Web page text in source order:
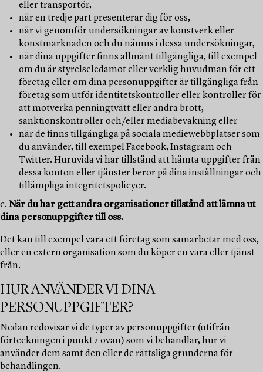
eller transportör,
när en tredje part presenterar dig för oss,
när vi genomför undersökningar av konstverk eller
konstmarknaden och du nämns i dessa undersökningar,
när dina uppgifter finns allmänt tillgängliga, till exempel
om du är styrelseledamot eller verklig huvudman för ett
företag eller om dina personuppgifter är tillgängliga från
företag som utför identitetskontroller eller kontroller för
att motverka penningtvätt eller andra brott,
sanktionskontroller och/eller mediabevakning eller
när de finns tillgängliga på sociala mediewebbplatser som
du använder, till exempel Facebook, Instagram och
Twitter. Huruvida vi har tillstånd att hämta uppgifter från
dessa konton eller tjänster beror på dina inställningar och
tillämpliga integritetspolicyer.
c. När du har gett andra organisationer tillstånd att lämna ut
dina personuppgifter till oss.
Det kan till exempel vara ett företag som samarbetar med oss,
eller en extern organisation som du köper en vara eller tjänst
från.
HUR ANVÄNDER VI DINA
PERSONUPPGIFTER?
Nedan redovisar vi de typer av personuppgifter (utifrån
förteckningen i punkt 2 ovan) som vi behandlar, hur vi
använder dem samt den eller de rättsliga grunderna för
behandlingen.